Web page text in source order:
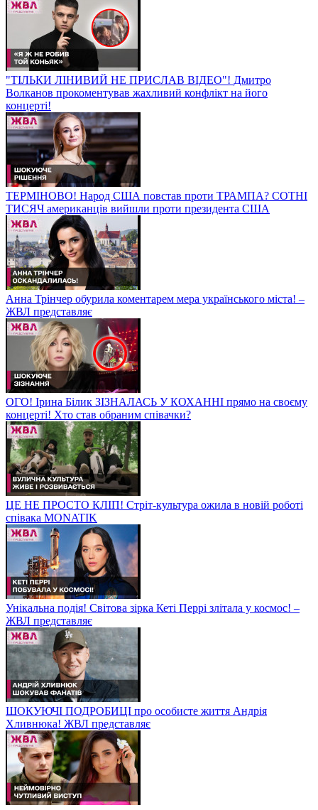
"ТІЛЬКИ ЛІНИВИЙ НЕ ПРИСЛАВ ВІДЕО"! Дмитро
Волканов прокоментував жахливий конфлікт на його
концерті!
ТЕРМІНОВО! Народ США повстав проти ТРАМПА? СОТНІ
ТИСЯЧ американців вийшли проти президента США
Анна Трінчер обурила коментарем мера українського міста! –
ЖВЛ представляє
ОГО! Ірина Білик ЗІЗНАЛАСЬ У КОХАННІ прямо на своєму
концерті! Хто став обраним співачки?
ЦЕ НЕ ПРОСТО КЛІП! Стріт-культура ожила в новій роботі
співака MONATIK
Унікальна подія! Світова зірка Кеті Перрі злітала у космос! –
ЖВЛ представляє
ШОКУЮЧІ ПОДРОБИЦІ про особисте життя Андрія
Хливнюка! ЖВЛ представляє